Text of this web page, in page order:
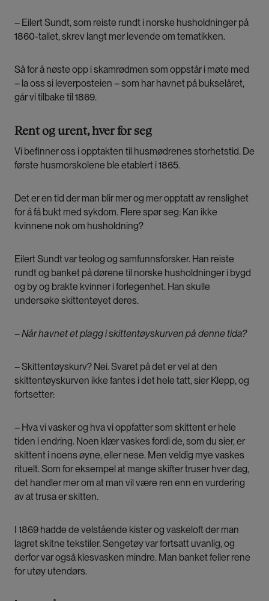
– Eilert Sundt, som reiste rundt i norske husholdninger på
1860-tallet, skrev langt mer levende om tematikken.
Så for å nøste opp i skamrødmen som oppstår i møte med
– la oss si leverposteien – som har havnet på bukselåret,
går vi tilbake til 1869.
Rent og urent, hver for seg
Vi befinner oss i opptakten til husmødrenes storhetstid. De
første husmorskolene ble etablert i 1865.
Det er en tid der man blir mer og mer opptatt av renslighet
for å få bukt med sykdom. Flere spør seg: Kan ikke
kvinnene nok om husholdning?
Eilert Sundt var teolog og samfunnsforsker. Han reiste
rundt og banket på dørene til norske husholdninger i bygd
og by og brakte kvinner i forlegenhet. Han skulle
undersøke skittentøyet deres.
– Når havnet et plagg i skittentøyskurven på denne tida?
– Skittentøyskurv? Nei. Svaret på det er vel at den
skittentøyskurven ikke fantes i det hele tatt, sier Klepp, og
fortsetter:
– Hva vi vasker og hva vi oppfatter som skittent er hele
tiden i endring. Noen klær vaskes fordi de, som du sier, er
skittent i noens øyne, eller nese. Men veldig mye vaskes
rituelt. Som for eksempel at mange skifter truser hver dag,
det handler mer om at man vil være ren enn en vurdering
av at trusa er skitten.
I 1869 hadde de velstående kister og vaskeloft der man
lagret skitne tekstiler. Sengetøy var fortsatt uvanlig, og
derfor var også klesvasken mindre. Man banket feller rene
for utøy utendørs.